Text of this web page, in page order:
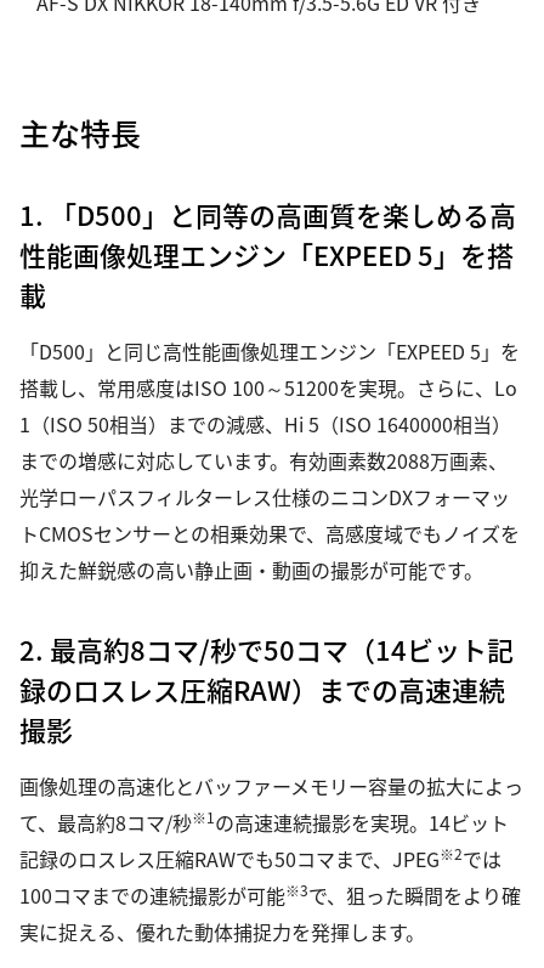
主な特長
1. 「D500」と同等の高画質を楽しめる高
性能画像処理エンジン「EXPEED 5」を搭
載
「D500」と同じ高性能画像処理エンジン「EXPEED 5」を
搭載し、常用感度はISO 100～51200を実現。さらに、Lo
1（ISO 50相当）までの減感、Hi 5（ISO 1640000相当）
までの増感に対応しています。有効画素数2088万画素、
光学ローパスフィルターレス仕様のニコンDXフォーマッ
トCMOSセンサーとの相乗効果で、高感度域でもノイズを
抑えた鮮鋭感の高い静止画・動画の撮影が可能です。
2. 最高約8コマ/秒で50コマ（14ビット記
録のロスレス圧縮RAW）までの高速連続
撮影
画像処理の高速化とバッファーメモリー容量の拡大によっ
て、最高約8コマ/秒※1の高速連続撮影を実現。14ビット
記録のロスレス圧縮RAWでも50コマまで、JPEG※2では
100コマまでの連続撮影が可能※3で、狙った瞬間をより確
実に捉える、優れた動体捕捉力を発揮します。